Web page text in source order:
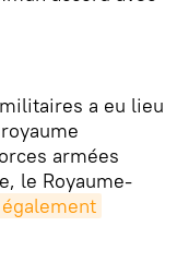
a eu lieu
armées
le Royaume-